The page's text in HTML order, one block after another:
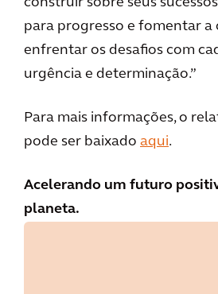
para progresso e fomentar a
enfrentar os desafios com
urgência e determinação.”
Para mais informações, o
pode ser baixado aqui.
Acelerando um futuro
planeta.